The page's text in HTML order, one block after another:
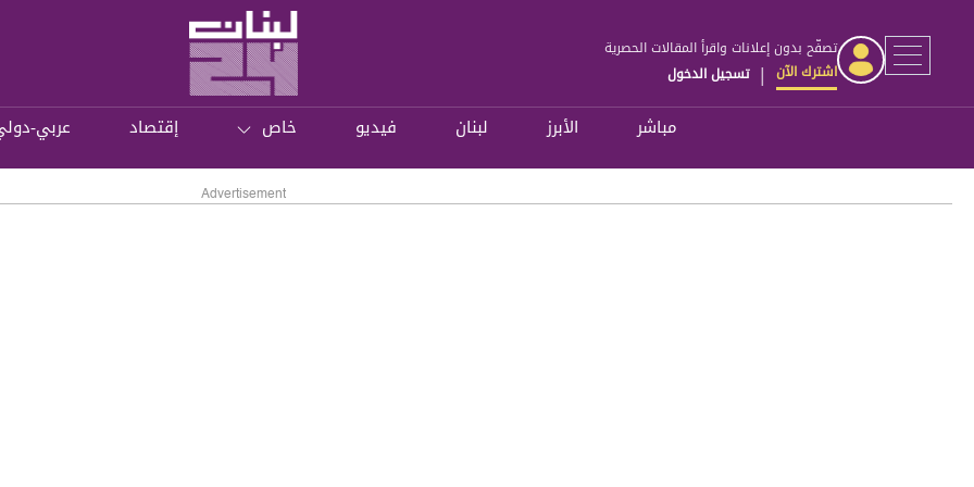
تصفّح بدون إعلانات واقرأ المقالات الحصرية
اشترك الآن | تسجيل الدخول
مباشر الأبرز لبنان فيديو خاص إقتصاد عربي-
Advertisement